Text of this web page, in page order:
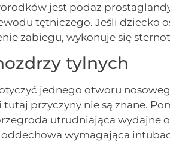
jest podaż
tętniczego. Jeśli dziecko
zabiegu, wykonuje się
tylnych
jednego otworu
tutaj przyczyny nie są znane.
utrudniająca wydajne
wymagająca